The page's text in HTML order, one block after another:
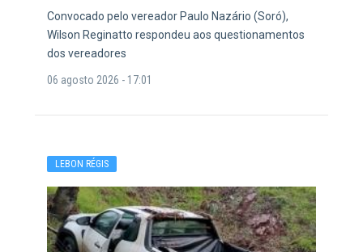
Convocado pelo vereador Paulo Nazário (Soró),
Wilson Reginatto respondeu aos questionamentos
dos vereadores
06 agosto 2026 - 17:01
LEBON RÉGIS